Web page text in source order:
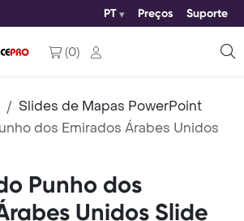
PT Preços Suporte
(0)
Slides de Mapas PowerPoint
dos Emirados Árabes Unidos
Punho dos
Unidos Slide